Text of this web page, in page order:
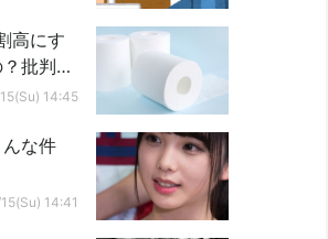
高にす
批判さ
14:45
な件
14:41